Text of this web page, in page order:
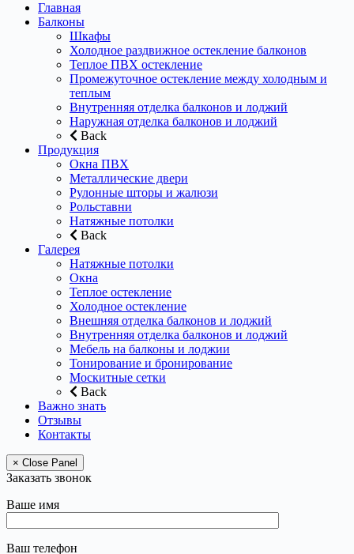
Главная
Балконы
Шкафы
Холодное раздвижное остекление балконов
Теплое ПВХ остекление
Промежуточное остекление между холодным и
теплым
Внутренняя отделка балконов и лоджий
Наружная отделка балконов и лоджий
Back
Продукция
Окна ПВХ
Металлические двери
Рулонные шторы и жалюзи
Рольставни
Натяжные потолки
Back
Галерея
Натяжные потолки
Окна
Теплое остекление
Холодное остекление
Внешняя отделка балконов и лоджий
Внутренняя отделка балконов и лоджий
Мебель на балконы и лоджии
Тонирование и бронирование
Москитные сетки
Back
Важно знать
Отзывы
Контакты
× Close Panel
Заказать звонок
Ваше имя
Ваш телефон